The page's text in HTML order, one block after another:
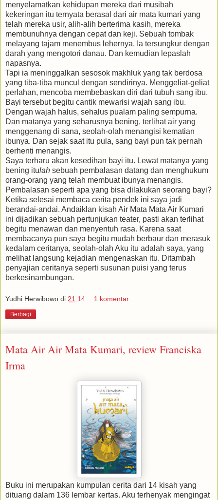
menyelamatkan kehidupan mereka dari musibah
kekeringan itu ternyata berasal dari air mata kumari yang
telah mereka usir, alih-alih berterima kasih, mereka
membunuhnya dengan cepat dan keji. Sebuah tombak
melayang tajam menembus lehernya. Ia tersungkur dengan
darah yang mengotori danau. Dan kemudian lepaslah
napasnya.
Tapi ia meninggalkan sesosok makhluk yang tak berdosa
yang tiba-tiba muncul dengan sendirinya. Menggeliat-geliat
perlahan, mencoba membebaskan diri dari tubuh sang ibu.
Bayi tersebut begitu cantik mewarisi wajah sang ibu.
Dengan wajah halus, sehalus pualam paling sempurna.
Dan matanya yang seharusnya bening, terlihat air yang
menggenang di sana, seolah-olah menangisi kematian
ibunya. Dan sejak saat itu pula, sang bayi pun tak pernah
berhenti menangis.
Saya terharu akan kesedihan bayi itu. Lewat matanya yang
bening itulah sebuah pembalasan datang dan menghukum
orang-orang yang telah membuat ibunya menangis.
Pembalasan seperti apa yang bisa dilakukan seorang bayi?
Ketika selesai membaca cerita pendek ini saya jadi
berandai-andai. Andaiklan kisah Air Mata Mata Air Kumari
ini dijadikan sebuah pertunjukan teater, pasti akan terlihat
begitu menawan dan menyentuh rasa. Karena saat
membacanya pun saya begitu mudah berbaur dan merasuk
kedalam ceritanya, seolah-olah Aku itu adalah saya, yang
melihat langsung kejadian mengenaskan itu. Ditambah
penyajian ceritanya seperti susunan puisi yang terus
berkesinambungan.
Yudhi Herwibowo di 21.14 1 komentar:
Berbagi
Mata Air Air Mata Kumari, review Franciska
Irma
Buku ini merupakan kumpulan cerita dari 14 kisah yang
dituang dalam 136 lembar kertas. Aku terhenyak mengingat